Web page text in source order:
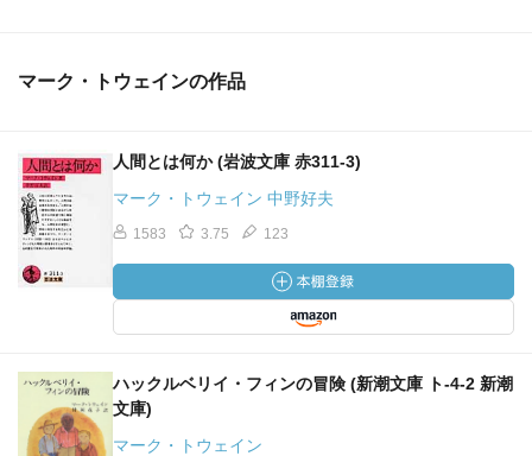
マーク・トウェインの作品
人間とは何か (岩波文庫 赤311-3)
マーク・トウェイン 中野好夫
1583 3.75 123
ハックルベリイ・フィンの冒険 (新潮文庫 ト-4-2 新潮
文庫)
マーク・トウェイン